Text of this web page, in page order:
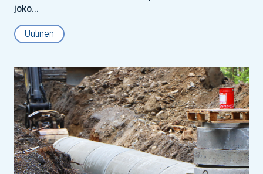
joko...
Uutinen